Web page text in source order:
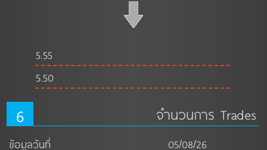
5.55
5.50
6 จำนวนการ Trades
ข้อมูลวันที่
05/08/26